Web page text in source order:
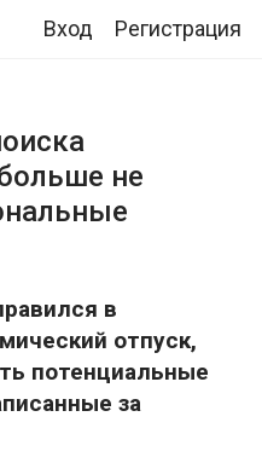
Вход Регистрация
не
в
отпуск,
потенциальные
за